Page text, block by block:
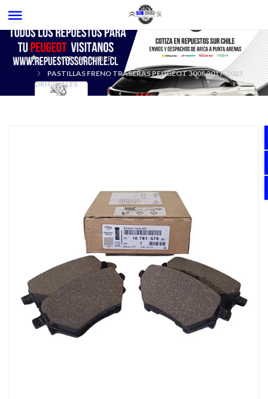
MERCADOLIBRE
PASTILLAS FRENO TRASERAS PEUGEOT 3008 2017-2023
ORIGINALES
Previous